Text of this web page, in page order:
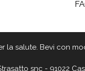
la salute. Bevi con
snc - 91022